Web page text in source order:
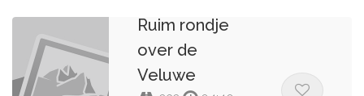
Ruim rondje
over de
Veluwe